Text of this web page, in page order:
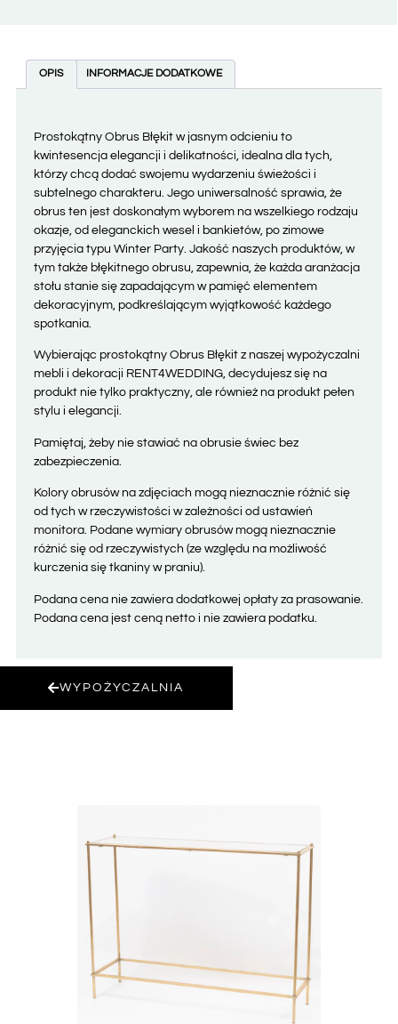
OPIS INFORMACJE DODATKOWE
Prostokątny Obrus Błękit w jasnym odcieniu to
kwintesencja elegancji i delikatności, idealna dla tych,
którzy chcą dodać swojemu wydarzeniu świeżości i
subtelnego charakteru. Jego uniwersalność sprawia, że
obrus ten jest doskonałym wyborem na wszelkiego rodzaju
okazje, od eleganckich wesel i bankietów, po zimowe
przyjęcia typu Winter Party. Jakość naszych produktów, w
tym także błękitnego obrusu, zapewnia, że każda aranżacja
stołu stanie się zapadającym w pamięć elementem
dekoracyjnym, podkreślającym wyjątkowość każdego
spotkania.
Wybierając prostokątny Obrus Błękit z naszej wypożyczalni
mebli i dekoracji RENT4WEDDING, decydujesz się na
produkt nie tylko praktyczny, ale również na produkt pełen
stylu i elegancji.
Pamiętaj, żeby nie stawiać na obrusie świec bez
zabezpieczenia.
Kolory obrusów na zdjęciach mogą nieznacznie różnić się
od tych w rzeczywistości w zależności od ustawień
monitora. Podane wymiary obrusów mogą nieznacznie
różnić się od rzeczywistych (ze względu na możliwość
kurczenia się tkaniny w praniu).
Podana cena nie zawiera dodatkowej opłaty za prasowanie.
Podana cena jest ceną netto i nie zawiera podatku.
WYPOŻYCZALNIA